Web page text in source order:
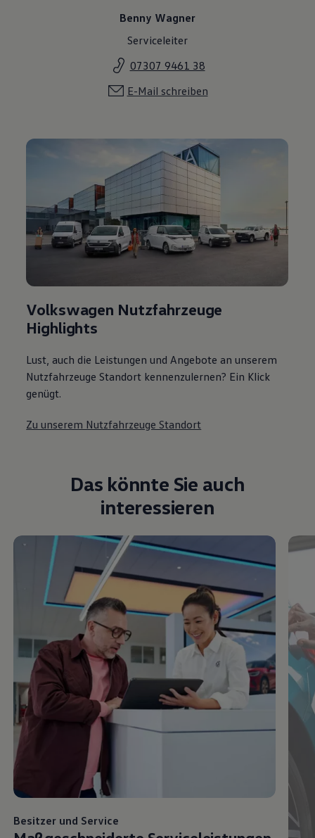
Benny Wagner
Serviceleiter
07307 9461 38
E-Mail schreiben
Volkswagen Nutzfahrzeuge
Highlights
Lust, auch die Leistungen und Angebote an unserem
Nutzfahrzeuge Standort kennenzulernen? Ein Klick
genügt.
Zu unserem Nutzfahrzeuge Standort
Das könnte Sie auch
interessieren
Besitzer und Service